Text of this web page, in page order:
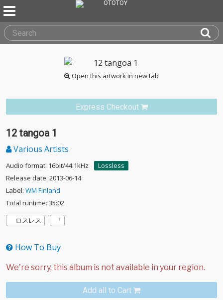
Open this artwork in new tab
Express Checkout
12 tangoa 1
Various Artists
Audio format: 16bit/44.1kHz
Lossless
Release date: 2013-06-14
Label: WM Finland
Total runtime: 35:02
ロスレス
How To Buy
Add all to Cart